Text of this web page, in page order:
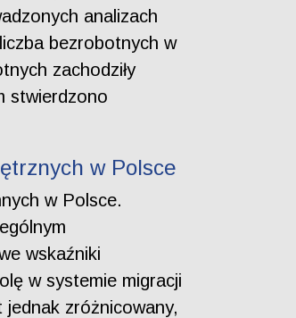
analizach
bezrobotnych w
zachodziły
stwierdzono
w Polsce
w Polsce.
wskaźniki
w systemie migracji
zróżnicowany,